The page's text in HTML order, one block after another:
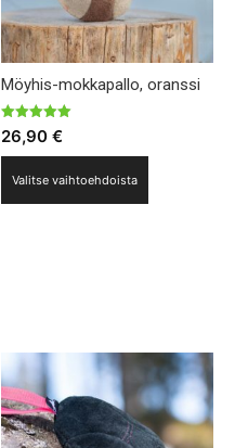
Möyhis-mokkapallo, oranssi
Arvostelu
tuotteesta:
5.00
26,90€
Valitse vaihtoehdoista
valinnat
tuotteen
sivulla.